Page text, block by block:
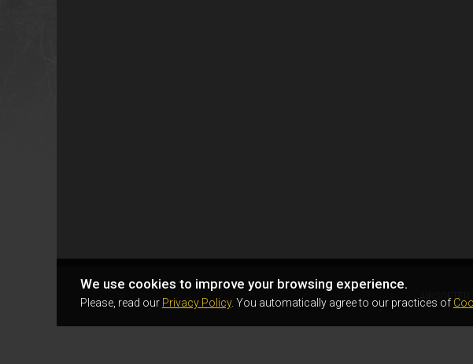
We use cookies to improve your browsing experience.
Please, read our Privacy Policy. You automatically agree to our practices of